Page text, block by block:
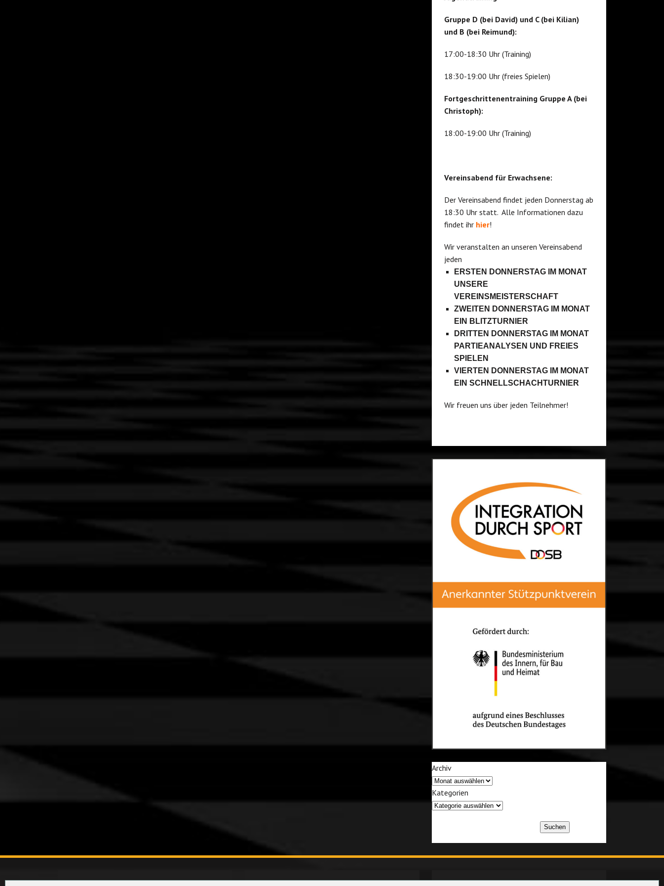
Gruppe D (bei David) und C (bei Kilian)
und B (bei Reimund):
17:00-18:30 Uhr (Training)
18:30-19:00 Uhr (freies Spielen)
Fortgeschrittenentraining Gruppe A (bei
Christoph):
18:00-19:00 Uhr (Training)
Vereinsabend für Erwachsene:
Der Vereinsabend findet jeden Donnerstag ab
18:30 Uhr statt. Alle Informationen dazu
findet ihr hier!
Wir veranstalten an unseren Vereinsabend
jeden
ERSTEN DONNERSTAG IM MONAT
UNSERE
VEREINSMEISTERSCHAFT
ZWEITEN DONNERSTAG IM MONAT
EIN BLITZTURNIER
DRITTEN DONNERSTAG IM MONAT
PARTIEANALYSEN UND FREIES
SPIELEN
VIERTEN DONNERSTAG IM MONAT
EIN SCHNELLSCHACHTURNIER
Wir freuen uns über jeden Teilnehmer!
Archiv
Kategorien
Suchen